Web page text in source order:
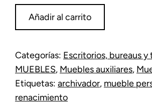
auxiliar
cantidad
Añadir al carrito
Categorías: Escritorios, bureaus y
MUEBLES, Muebles auxiliares,
Etiquetas: archivador, mueble
renacimiento